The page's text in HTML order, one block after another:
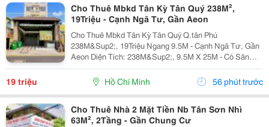
Cho Thuê Mbkd Tân Kỳ Tân Quý 238M²,
19Triệu - Cạnh Ngã Tư, Gần Aeon
Cho Thuê Mbkd Tân Kỳ Tân Quý Q.tân Phú
238M&Sup2;, 19Triệu Ngang 9.5M - Cạnh Ngã Tư, Gần
Aeon Diện Tích: 238M&Sup2;, 9.5M X 25M - Có Sân
Cực Rộng Kết Cấu: 1Trệt Trống Suốt, Có 2 Pn Thích
Hợp: Quán Ăn,Cafe, Spa-Nails, Shop Điện Thoại, Phụ
Kiện,...
19 triệu Hồ Chí Minh 56 phút trước
Cho Thuê Nhà 2 Mặt Tiền Nb Tân Sơn Nhì
63M², 2Tầng - Gần Chung Cư